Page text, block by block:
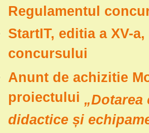
Regulamentul
StartIT, editia a XV-
concursului
Anunt de achizitie
proiectului
didactice și